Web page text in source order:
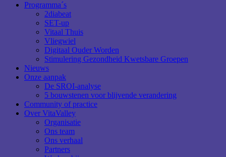
Programma´s
2diabeat
SET-up
Vitaal Thuis
Vliegwiel
Digitaal Ouder Worden
Stimulering Gezondheid Kwetsbare Groepen
Nieuws
Onze aanpak
De SROI-analyse
5 bouwstenen voor blijvende verandering
Community of practice
Over VitaValley
Organisatie
Ons team
Ons verhaal
Partners